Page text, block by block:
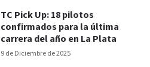
9 de Diciembre de 2025
TC Pick Up: 18 pilotos
confirmados para la última
carrera del año en La Plata